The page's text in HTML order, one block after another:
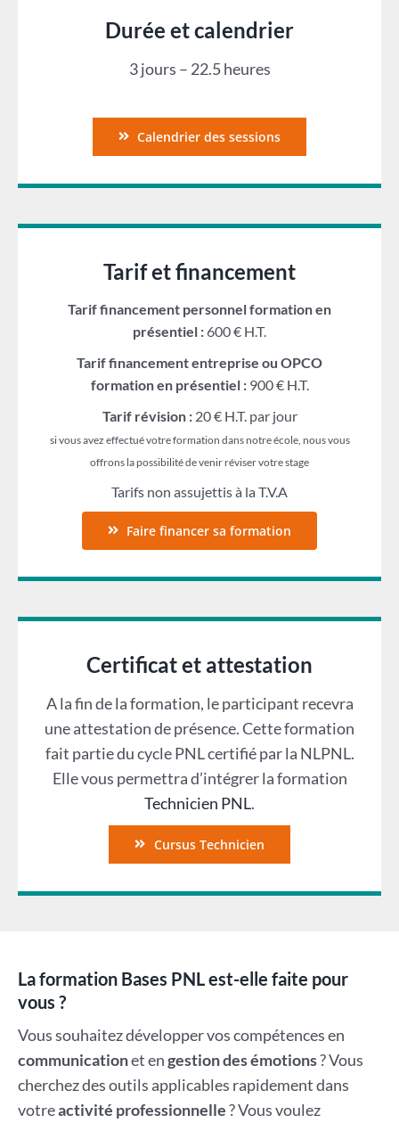
Durée et calendrier
3 jours – 22.5 heures
Calendrier des sessions
Tarif et financement
Tarif financement personnel formation en
présentiel : 600 € H.T.
Tarif financement entreprise ou OPCO
formation en présentiel : 900 € H.T.
Tarif révision : 20 € H.T. par jour
si vous avez effectué votre formation dans notre école, nous vous
offrons la possibilité de venir réviser votre stage
Tarifs non assujettis à la T.V.A
Faire financer sa formation
Certificat et attestation
A la fin de la formation, le participant recevra
une attestation de présence. Cette formation
fait partie du cycle PNL certifié par la NLPNL.
Elle vous permettra d’intégrer la formation
Technicien PNL.
Cursus Technicien
La formation Bases PNL est-elle faite pour
vous ?
Vous souhaitez développer vos compétences en
communicationet engestion des émotions? Vous
cherchez des outils applicables rapidement dans
votreactivité professionnelle? Vous voulez